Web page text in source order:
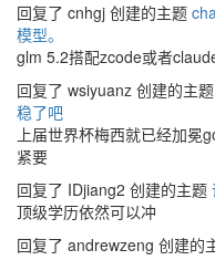
回复了 cnhgj 创建的主题
模型。
glm 5.2搭配zcode或者
回复了 wsiyuanz 创建的主题
稳了吧
上届世界杯梅西就已经加冕
紧要
回复了 IDjiang2 创建的主题
顶级学历依然可以冲
回复了 andrewzeng 创建的